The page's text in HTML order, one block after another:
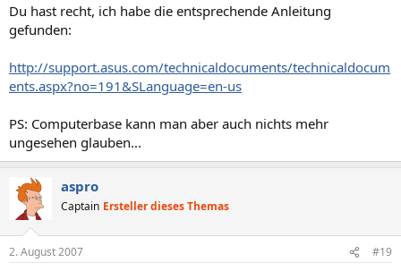
Du hast recht, ich habe die entsprechende Anleitung
gefunden:
http://support.asus.com/technicaldocuments/technicaldocum
ents.aspx?no=191&SLanguage=en-us
PS: Computerbase kann man aber auch nichts mehr
ungesehen glauben...
aspro
Captain Ersteller dieses Themas
2. August 2007 #19